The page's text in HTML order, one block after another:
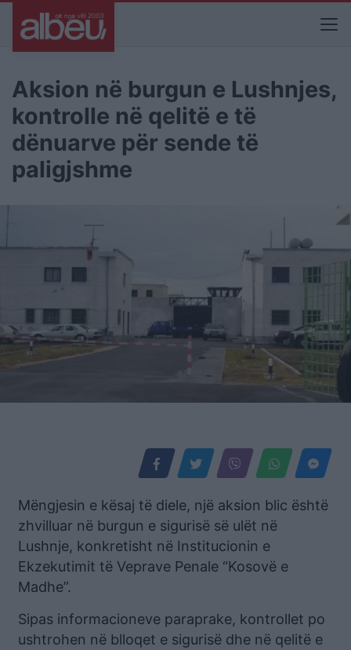
Aksion në burgun e Lushnjes,
kontrolle në qelitë e të
dënuarve për sende të
paligjshme
Mëngjesin e kësaj të diele, një aksion blic është
zhvilluar në burgun e sigurisë së ulët në
Lushnje, konkretisht në Institucionin e
Ekzekutimit të Veprave Penale “Kosovë e
Madhe”.
Sipas informacioneve paraprake, kontrollet po
ushtrohen në blloqet e sigurisë dhe në qelitë e